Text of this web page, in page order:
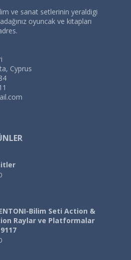
ve sanat setlerinin yeraldigi
oyuncak ve kitapları
Cyprus
Bilim Seti Action &
Raylar ve Platformalar